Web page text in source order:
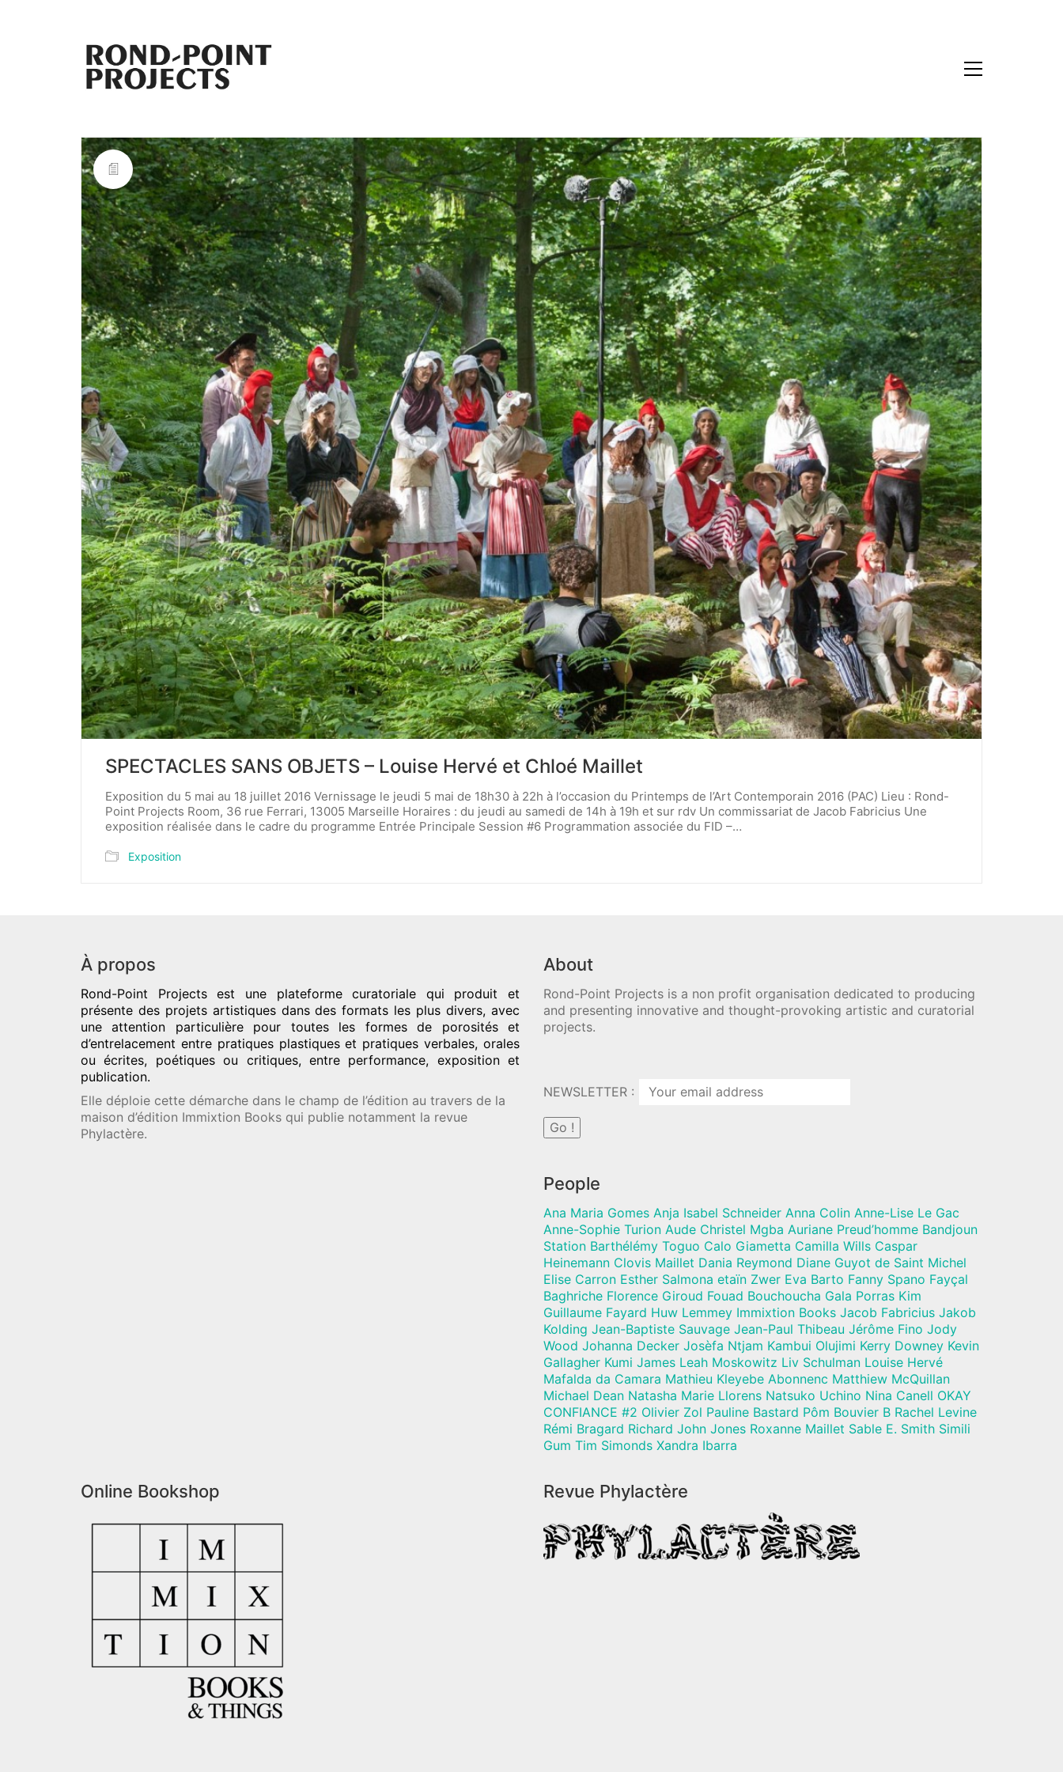
SPECTACLES SANS OBJETS – Louise Hervé et Chloé Maillet
Exposition du 5 mai au 18 juillet 2016 Vernissage le jeudi 5 mai de 18h30 à 22h à l’occasion du Printemps de l’Art Contemporain 2016 (PAC) Lieu : Rond-
Point Projects Room, 36 rue Ferrari, 13005 Marseille Horaires : du jeudi au samedi de 14h à 19h et sur rdv Un commissariat de Jacob Fabricius Une
exposition réalisée dans le cadre du programme Entrée Principale Session #6 Programmation associée du FID –…
Exposition
À propos
Rond-Point Projectsest une plateforme curatoriale qui produit et
présente des projets artistiques dans des formats les plus divers, avec
une attention particulière pour toutes les formes de porosités et
d’entrelacement entre pratiques plastiques et pratiques verbales, orales
ou écrites, poétiques ou critiques, entre performance, exposition et
publication.
Elle déploie cette démarche dans le champ de l’édition au travers de la
maison d’édition Immixtion Books qui publie notamment la revue
Phylactère.
About
Rond-Point Projects is a non profit organisation dedicated to producing
and presenting innovative and thought-provoking artistic and curatorial
projects.
NEWSLETTER :
People
Ana Maria Gomes Anja Isabel Schneider Anna Colin Anne-Lise Le Gac
Anne-Sophie Turion Aude Christel Mgba Auriane Preud’homme Bandjoun
Station Barthélémy Toguo Calo Giametta Camilla Wills Caspar
Heinemann Clovis Maillet Dania Reymond Diane Guyot de Saint Michel
Elise Carron Esther Salmona etaïn Zwer Eva Barto Fanny Spano Fayçal
Baghriche Florence Giroud Fouad Bouchoucha Gala Porras Kim
Guillaume Fayard Huw Lemmey Immixtion Books Jacob Fabricius Jakob
Kolding Jean-Baptiste Sauvage Jean-Paul Thibeau Jérôme Fino Jody
Wood Johanna Decker Josèfa Ntjam Kambui Olujimi Kerry Downey Kevin
Gallagher Kumi James Leah Moskowitz Liv Schulman Louise Hervé
Mafalda da Camara Mathieu Kleyebe Abonnenc Matthiew McQuillan
Michael Dean Natasha Marie Llorens Natsuko Uchino Nina Canell OKAY
CONFIANCE #2 Olivier Zol Pauline Bastard Pôm Bouvier B Rachel Levine
Rémi Bragard Richard John Jones Roxanne Maillet Sable E. Smith Simili
Gum Tim Simonds Xandra Ibarra
Online Bookshop Revue Phylactère